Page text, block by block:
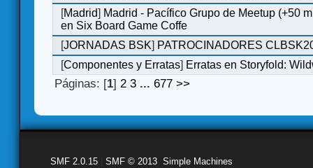
[Madrid] Madrid - Pacífico Grupo de Meetup (+50
en Six Board Game Coffe
[JORNADAS BSK] PATROCINADORES
[Componentes y Erratas] Erratas en Storyfold:
Páginas: [1]2 3 ...677 >>
SMF 2.0.15 SMF © 2013 Simple Machines